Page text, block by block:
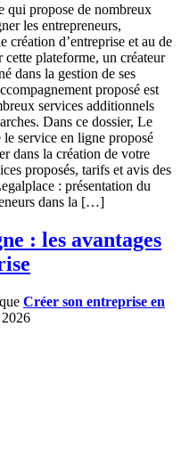
qui propose de nombreux
les entrepreneurs,
création d’entreprise et au de
plateforme, un créateur
dans la gestion de ses
proposé est
services additionnels
Dans ce dossier, Le
service en ligne proposé
dans la création de votre
proposés, tarifs et avis des
: présentation du
dans la […]
: les avantages
Créer son entreprise en